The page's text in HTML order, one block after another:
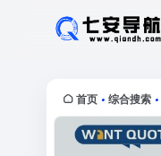
首页 • 综合搜索 •